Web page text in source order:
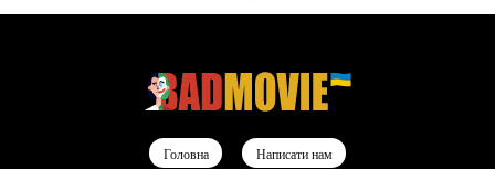
Головна Написати нам